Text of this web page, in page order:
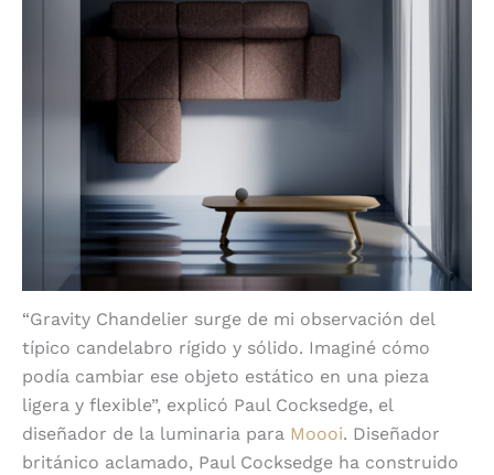
“Gravity Chandelier surge de mi observación del
típico candelabro rígido y sólido. Imaginé cómo
podía cambiar ese objeto estático en una pieza
ligera y flexible”, explicó Paul Cocksedge, el
diseñador de la luminaria para Moooi. Diseñador
británico aclamado, Paul Cocksedge ha construido